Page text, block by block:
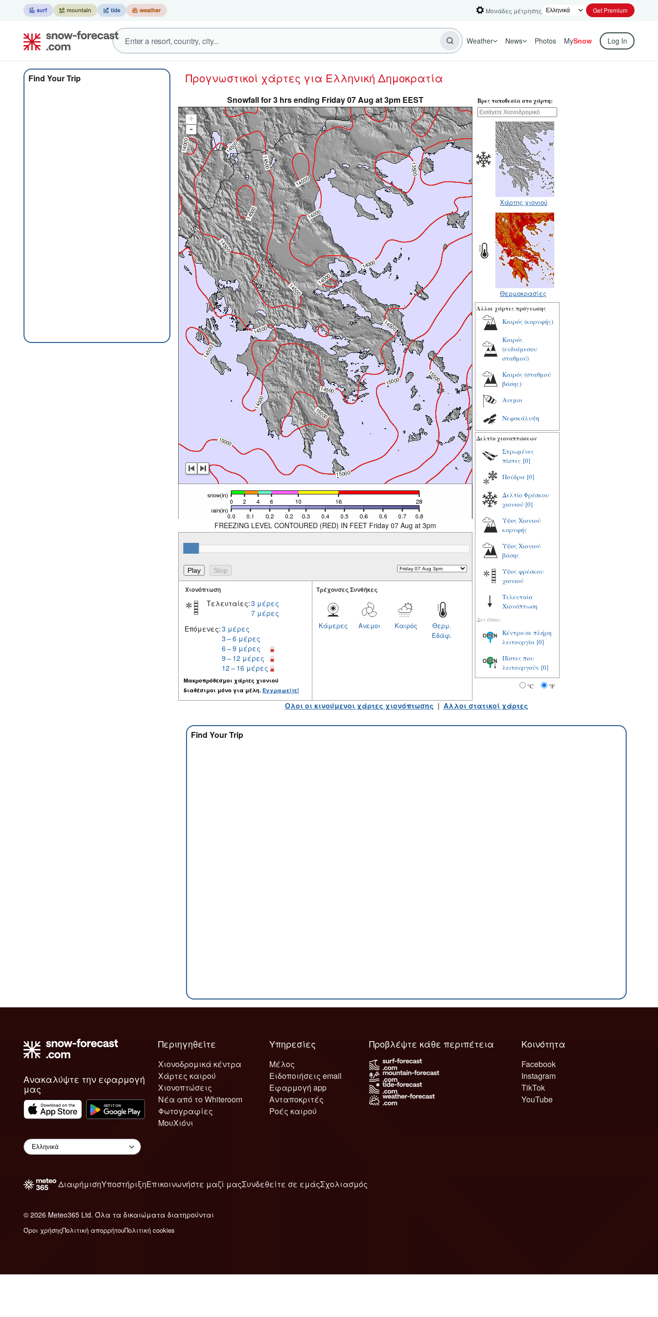
Μονάδες μέτρησης Get Premium
Weather News Photos MySnow Log In
Find Your Trip Προγνωστικοί χάρτες για Ελληνική Δημοκρατία
Snowfall for 3 hrs ending Friday 07 Aug at 3pm EEST
+
-
FREEZING LEVEL CONTOURED (RED) IN FEET Friday 07 Aug at 3pm
Χιονόπτωση
Τελευταίες:3 μέρες
7 μέρες
Επόμενες:3 μέρες
3 – 6 μέρες
6 – 9 μέρες
9 – 12 μέρες
12 – 16 μέρες
Μακροπρόθεσμοι χάρτες χιονιού
διαθέσιμοι μόνο για μέλη. Εγγραφείτε!
Tρέχουσες Συνθήκες
Θερμ.
Εδάφ.
Καιρός
Ανεμοι
Κάμερες
Βρες τοποθεσία στο χάρτη:
Χάρτης χιονιού
Θερμοκρασίες
Αλλοι χάρτες πρόγνωσης
Καιρός (κορυφής)
Καιρός
(ενδιάμεσου
σταθμού)
Καιρός (σταθμού
βάσης)
Ανεμοι
Νεφοκάλυψη
Δελτίο χιονοπτώσεων
Στρωμένες
πίστες [0]
Πούδρα [0]
Δελτίο Φρέσκου
χιονιού [0]
Υψος Χιονιού
κορυφής
Υψος Χιονιού
βάσης
Υψος φρέσκου
χιονιού
Τελευταία
Χιονόπτωση
Δες όπου:
Κέντρο σε πλήρη
λειτουργία [0]
Πίστες που
λειτουργούν [0]
°C °F
Ολοι οι κινούμενοι χάρτες χιονόπτωσης | Αλλοι στατικοί χάρτες
Find Your Trip
Ανακαλύψτε την εφαρμογή
μας
Περιηγηθείτε
Χιονοδρομικά κέντρα
Χάρτες καιρού
Χιονοπτώσεις
Νέα από το Whiteroom
Φωτογραφίες
ΜουΧιόνι
Υπηρεσίες
Μέλος
Ειδοποιήσεις email
Εφαρμογή app
Ανταποκριτές
Ροές καιρού
Κοινότητα
Facebook
Instagram
TikTok
YouTube
Προβλέψτε κάθε περιπέτεια
ΔιαφήμισηΥποστήριξηΕπικοινωνήστε μαζί μαςΣυνδεθείτε σε εμάςΣχολιασμός
© 2026 Meteo365 Ltd. Όλα τα δικαιώματα διατηρούνται
Όροι χρήσηςΠολιτική απορρήτουΠολιτική cookies